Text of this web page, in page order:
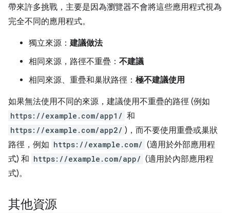
帶來許多挑戰，主要是因為瀏覽器不會將這些應用程式視為
完全不同的應用程式。
獨立來源：建議做法
相同來源，路徑不重疊： 不建議
相同來源、重疊和巢狀路徑： 極不建議使用
如果無法使用不同的來源，建議使用不重疊的路徑 (例如
https://example.com/app1/ 和
https://example.com/app2/ )，而不要使用重疊或巢狀
路徑，例如 https://example.com/ (適用於外部應用程
式) 和 https://example.com/app/ (適用於內部應用程
式)。
其他資源